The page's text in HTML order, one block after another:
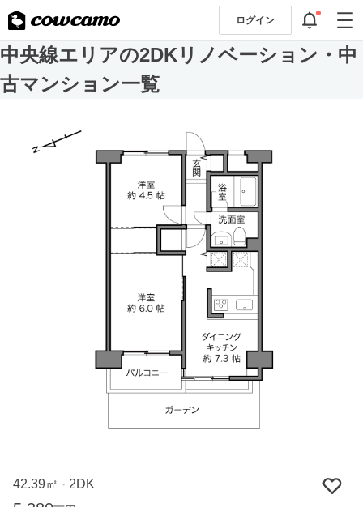
ログイン
中央線エリアの2DKリノベーション・中
古マンション一覧
42.39㎡ ・ 2DK